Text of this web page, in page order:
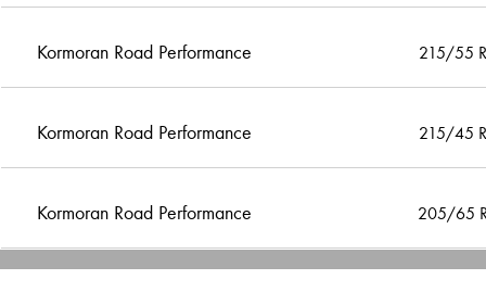
Kormoran Road Performance 215/55
Kormoran Road Performance 215/45
Kormoran Road Performance 205/65